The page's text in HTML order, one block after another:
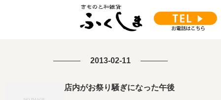
2013-02-11
店内がお祭り騒ぎになった午後